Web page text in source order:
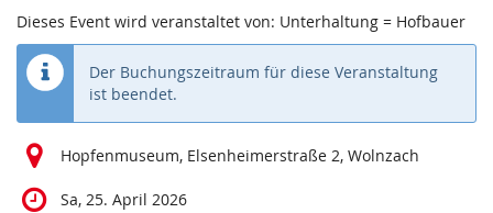
Dieses Event wird veranstaltet von: Unterhaltung = Hofbauer
Der Buchungszeitraum für diese Veranstaltung
ist beendet.
Hopfenmuseum, Elsenheimerstraße 2, Wolnzach
Sa, 25. April 2026